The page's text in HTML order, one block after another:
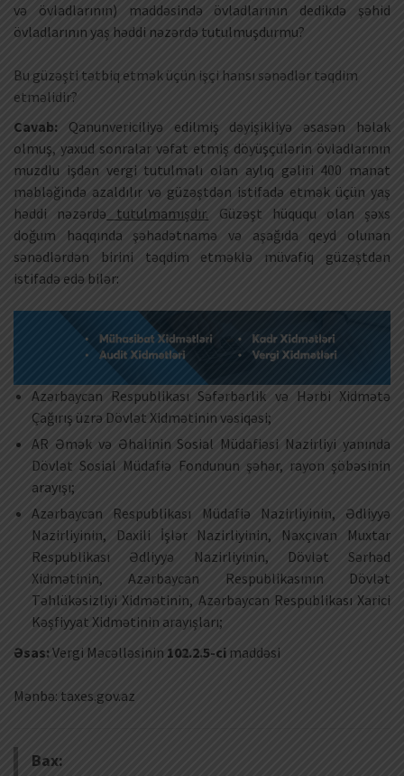
və övladlarının) maddəsində övladlarının dedikdə şəhid
övladlarının yaş həddi nəzərdə tutulmuşdurmu?
Bu güzəşti tətbiq etmək üçün işçi hansı sənədlər təqdim
etməlidir?
Cavab: Qanunvericiliyə edilmiş dəyişikliyə əsasən həlak
olmuş, yaxud sonralar vəfat etmiş döyüşçülərin övladlarının
muzdlu işdən vergi tutulmalı olan aylıq gəliri 400 manat
məbləğində azaldılır və güzəştdən istifadə etmək üçün yaş
həddi nəzərdə tutulmamışdır. Güzəşt hüququ olan şəxs
doğum haqqında şəhadətnamə və aşağıda qeyd olunan
sənədlərdən birini təqdim etməklə müvafiq güzəştdən
istifadə edə bilər:
Azərbaycan Respublikası Səfərbərlik və Hərbi Xidmətə
Çağırış üzrə Dövlət Xidmətinin vəsiqəsi;
AR Əmək və Əhalinin Sosial Müdafiəsi Nazirliyi yanında
Dövlət Sosial Müdafiə Fondunun şəhər, rayon şöbəsinin
arayışı;
Azərbaycan Respublikası Müdafiə Nazirliyinin, Ədliyyə
Nazirliyinin, Daxili İşlər Nazirliyinin, Naxçıvan Muxtar
Respublikası Ədliyyə Nazirliyinin, Dövlət Sərhəd
Xidmətinin, Azərbaycan Respublikasının Dövlət
Təhlükəsizliyi Xidmətinin, Azərbaycan Respublikası Xarici
Kəşfiyyat Xidmətinin arayışları;
Əsas:Vergi Məcəlləsinin 102.2.5-ci maddəsi
Mənbə: taxes.gov.az
Bax: